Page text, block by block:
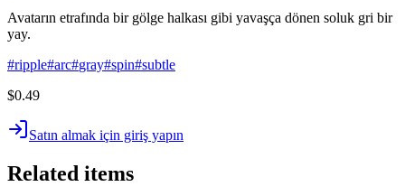
Avatarın etrafında bir gölge halkası gibi yavaşça dönen soluk gri bir
yay.
#ripple#arc#gray#spin#subtle
$0.49
Satın almak için giriş yapın
Related items